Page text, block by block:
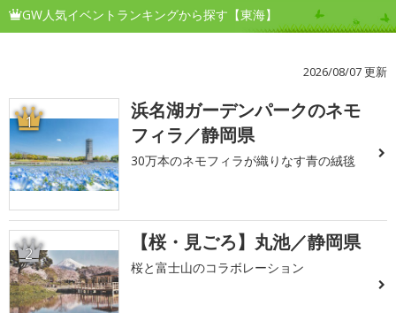
GW人気イベントランキングから探す【東海】
2026/08/07 更新
1
浜名湖ガーデンパークのネモ
フィラ／静岡県
30万本のネモフィラが織りなす青の絨毯
2 【桜・見ごろ】丸池／静岡県
桜と富士山のコラボレーション